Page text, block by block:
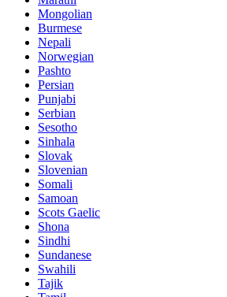
Mongolian
Burmese
Nepali
Norwegian
Pashto
Persian
Punjabi
Serbian
Sesotho
Sinhala
Slovak
Slovenian
Somali
Samoan
Scots Gaelic
Shona
Sindhi
Sundanese
Swahili
Tajik